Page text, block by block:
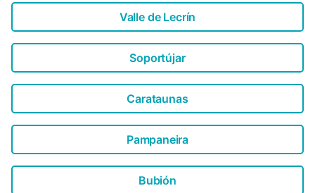
Valle de Lecrín
Soportújar
Carataunas
Pampaneira
Bubión